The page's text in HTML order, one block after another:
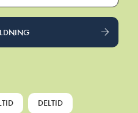
DELTID